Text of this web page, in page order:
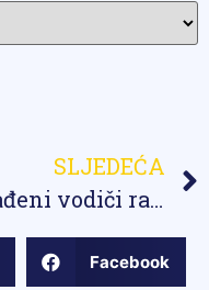
SLJEDEĆA
Urađeni vodiči radi boljeg razumijevanja i primjenjivanja novousvojenih pravilnika
Facebook